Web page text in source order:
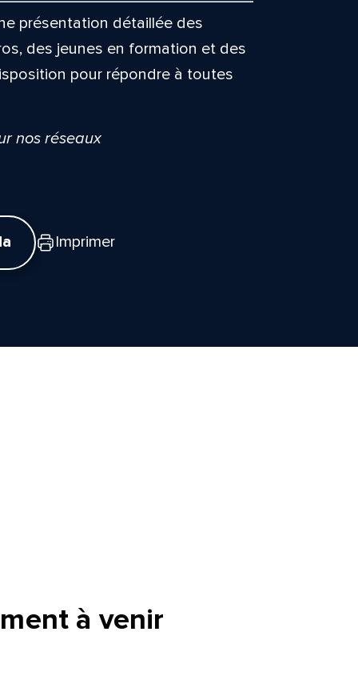
présentation détaillée des
des jeunes en formation et des
pour répondre à toutes
nos réseaux
Imprimer
à venir